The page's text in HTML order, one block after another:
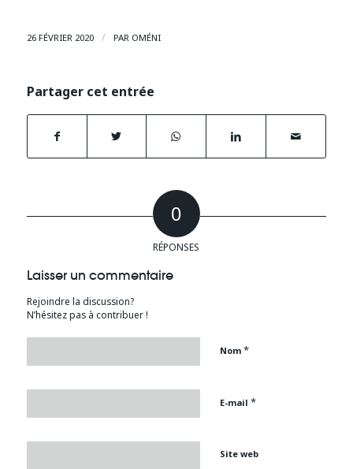
26 FÉVRIER 2020 / PAR OMÉNI
Partager cet entrée
0
RÉPONSES
Laisser un commentaire
Rejoindre la discussion?
N’hésitez pas à contribuer !
Nom *
E-mail *
Site web